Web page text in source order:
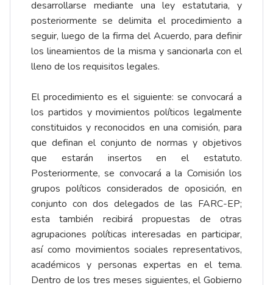
desarrollarse mediante una ley estatutaria, y
posteriormente se delimita el procedimiento a
seguir, luego de la firma del Acuerdo, para definir
los lineamientos de la misma y sancionarla con el
lleno de los requisitos legales.
El procedimiento es el siguiente: se convocará a
los partidos y movimientos políticos legalmente
constituidos y reconocidos en una comisión, para
que definan el conjunto de normas y objetivos
que estarán insertos en el estatuto.
Posteriormente, se convocará a la Comisión los
grupos políticos considerados de oposición, en
conjunto con dos delegados de las FARC-EP;
esta también recibirá propuestas de otras
agrupaciones políticas interesadas en participar,
así como movimientos sociales representativos,
académicos y personas expertas en el tema.
Dentro de los tres meses siguientes, el Gobierno